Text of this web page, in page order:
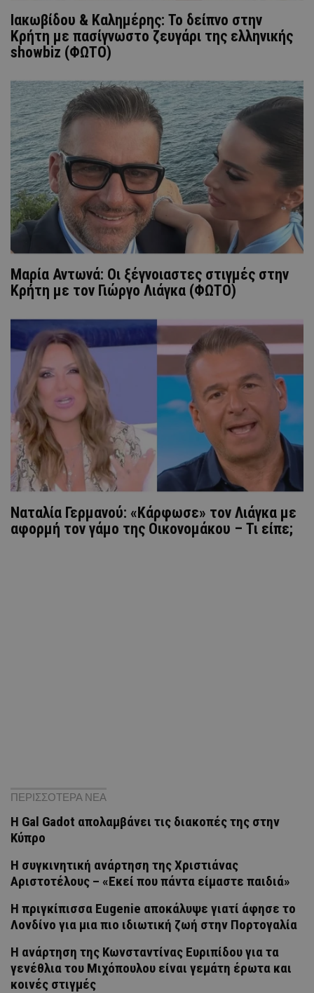
Ιακωβίδου & Καλημέρης: To δείπνο στην
Kρήτη με πασίγνωστο ζευγάρι της ελληνικής
showbiz (ΦΩΤΟ)
Μαρία Αντωνά: Οι ξέγνοιαστες στιγμές στην
Κρήτη με τον Γιώργο Λιάγκα (ΦΩΤΟ)
Ναταλία Γερμανού: «Κάρφωσε» τον Λιάγκα με
αφορμή τον γάμο της Οικονομάκου – Τι είπε;
ΠΕΡΙΣΣΟΤΕΡΑ ΝΕΑ
Η Gal Gadot απολαμβάνει τις διακοπές της στην
Κύπρο
H συγκινητική ανάρτηση της Χριστιάνας
Αριστοτέλους – «Εκεί που πάντα είμαστε παιδιά»
Η πριγκίπισσα Eugenie αποκάλυψε γιατί άφησε το
Λονδίνο για μια πιο ιδιωτική ζωή στην Πορτογαλία
Η ανάρτηση της Kωνσταντίνας Ευριπίδου για τα
γενέθλια του Μιχόπουλου είναι γεμάτη έρωτα και
κοινές στιγμές